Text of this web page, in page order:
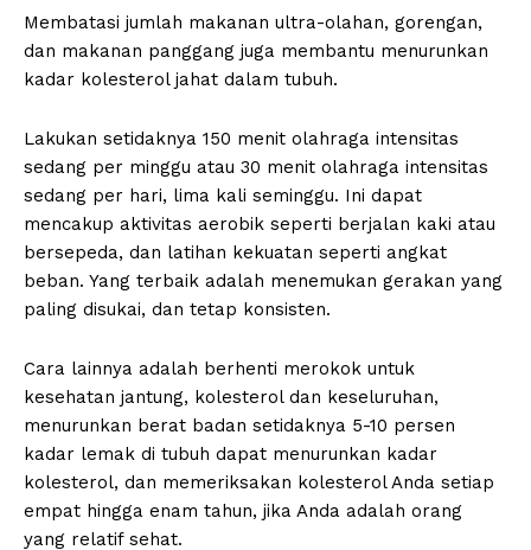
Membatasi jumlah makanan ultra-olahan, gorengan,
dan makanan panggang juga membantu menurunkan
kadar kolesterol jahat dalam tubuh.
Lakukan setidaknya 150 menit olahraga intensitas
sedang per minggu atau 30 menit olahraga intensitas
sedang per hari, lima kali seminggu. Ini dapat
mencakup aktivitas aerobik seperti berjalan kaki atau
bersepeda, dan latihan kekuatan seperti angkat
beban. Yang terbaik adalah menemukan gerakan yang
paling disukai, dan tetap konsisten.
Cara lainnya adalah berhenti merokok untuk
kesehatan jantung, kolesterol dan keseluruhan,
menurunkan berat badan setidaknya 5-10 persen
kadar lemak di tubuh dapat menurunkan kadar
kolesterol, dan memeriksakan kolesterol Anda setiap
empat hingga enam tahun, jika Anda adalah orang
yang relatif sehat.